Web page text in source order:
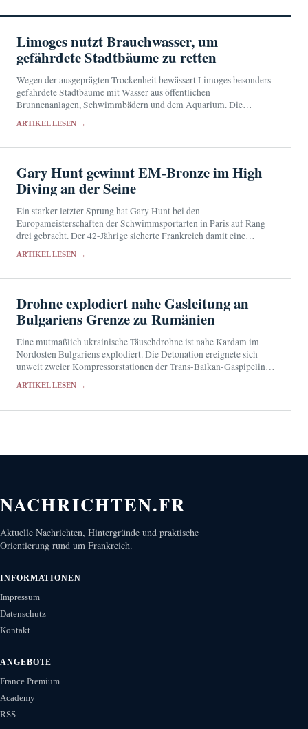
Limoges nutzt Brauchwasser, um
gefährdete Stadtbäume zu retten
Wegen der ausgeprägten Trockenheit bewässert Limoges besonders
gefährdete Stadtbäume mit Wasser aus öffentlichen
Brunnenanlagen, Schwimmbädern und dem Aquarium. Die
ARTIKEL LESEN →
Gary Hunt gewinnt EM-Bronze im High
Diving an der Seine
Ein starker letzter Sprung hat Gary Hunt bei den
Europameisterschaften der Schwimmsportarten in Paris auf Rang
drei gebracht. Der 42-Jährige sicherte Frankreich damit eine
ARTIKEL LESEN →
Drohne explodiert nahe Gasleitung an
Bulgariens Grenze zu Rumänien
Eine mutmaßlich ukrainische Täuschdrohne ist nahe Kardam im
Nordosten Bulgariens explodiert. Die Detonation ereignete sich
unweit zweier Kompressorstationen der Trans-Balkan-Gaspipeline;
ARTIKEL LESEN →
NACHRICHTEN.FR
Aktuelle Nachrichten, Hintergründe und praktische
Orientierung rund um Frankreich.
INFORMATIONEN
Impressum
Datenschutz
Kontakt
ANGEBOTE
France Premium
Academy
RSS